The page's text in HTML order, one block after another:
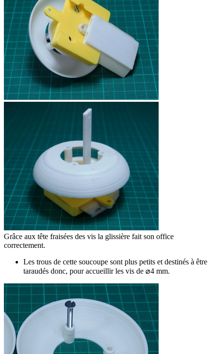
Grâce aux tête fraisées des vis la glissière fait son office
correctement.
Les trous de cette soucoupe sont plus petits et destinés à être
taraudés donc, pour accueillir les vis de ⌀4 mm.